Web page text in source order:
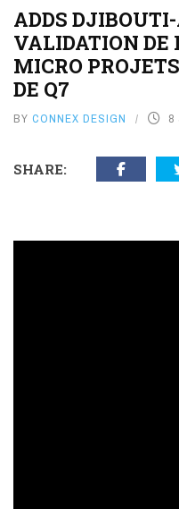
ADDS
VALIDATION DE
MICRO
DE Q7
BY CONNEX DESIGN 8
SHARE: